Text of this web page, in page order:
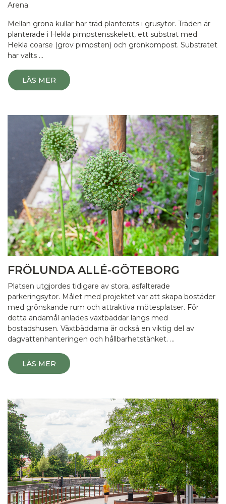
Arena.
Mellan gröna kullar har träd planterats i grusytor. Träden är
planterade i Hekla pimpstensskelett, ett substrat med
Hekla coarse (grov pimpsten) och grönkompost. Substratet
har valts …
LÄS MER
FRÖLUNDA ALLÉ-GÖTEBORG
Platsen utgjordes tidigare av stora, asfalterade
parkeringsytor. Målet med projektet var att skapa bostäder
med grönskande rum och attraktiva mötesplatser. För
detta ändamål anlades växtbäddar längs med
bostadshusen. Växtbäddarna är också en viktig del av
dagvattenhanteringen och hållbarhetstänket. …
LÄS MER